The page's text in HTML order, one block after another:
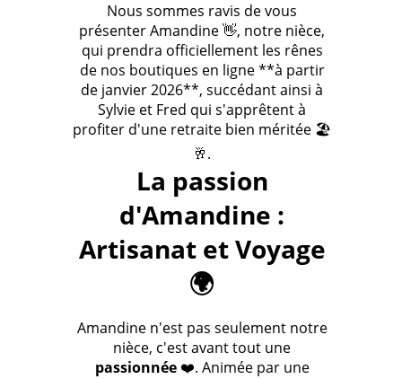
Nous sommes ravis de vous
présenter Amandine 👋, notre nièce,
qui prendra officiellement les rênes
de nos boutiques en ligne **à partir
de janvier 2026**, succédant ainsi à
Sylvie et Fred qui s'apprêtent à
profiter d'une retraite bien méritée 🏖️
🥂.
La passion
d'Amandine :
Artisanat et Voyage
🌍
Amandine n'est pas seulement notre
nièce, c'est avant tout une
passionnée❤️. Animée par une